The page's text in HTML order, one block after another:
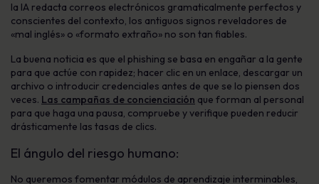
la IA redacta correos electrónicos gramaticalmente perfectos y
conscientes del contexto, los antiguos signos reveladores de
«mal inglés» o «formato extraño» no son tan fiables.
La buena noticia es que el phishing se basa en engañar a la gente
para que actúe con rapidez; hacer clic en un enlace, descargar un
archivo o introducir credenciales antes de que se lo piensen dos
veces. Las campañas de concienciación que forman al personal
para que haga una pausa, compruebe y verifique pueden reducir
drásticamente las tasas de clics.
El ángulo del riesgo humano:
No queremos fomentar módulos de aprendizaje interminables,